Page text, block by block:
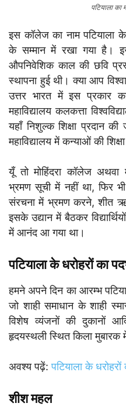
पटियाला का
इस कॉलेज का नाम पटियाला के
के सम्मान में रखा गया है।
औपनिवेशिक काल की छवि
स्थापना हुई थी। क्या आप
उत्तर भारत में इस प्रकार
महाविद्यालय कलकत्ता
यहाँ निशुल्क शिक्षा प्रदान
महाविद्यालय में कन्याओं की
यूँ तो मोहिंदरा कॉलेज अथवा
भ्रमण सूची में नहीं था, फिर
संरचना में भ्रमण करने, शीत
इसके उद्यान में बैठकर
में आनंद आ गया था।
पटियाला के धरोहरों का
हमने अपने दिन का आरम्भ
जो शाही समाधान के शाही
विशेष व्यंजनों की दुकानों
हृदयस्थली स्थित किला मुबारक
अवश्य पढ़ें:पटियाला के
शीश महल